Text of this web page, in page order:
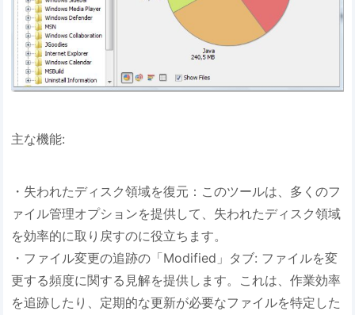
主な機能:
・失われたディスク領域を復元：このツールは、多くのフ
ァイル管理オプションを提供して、失われたディスク領域
を効率的に取り戻すのに役立ちます。
・ファイル変更の追跡の「Modified」タブ: ファイルを変
更する頻度に関する見解を提供します。これは、作業効率
を追跡したり、定期的な更新が必要なファイルを特定した